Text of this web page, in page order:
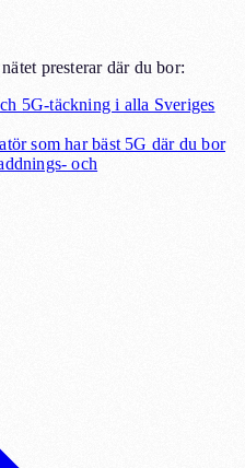
presterar där du bor:
5G-täckning i alla Sveriges
som har bäst 5G där du bor
och